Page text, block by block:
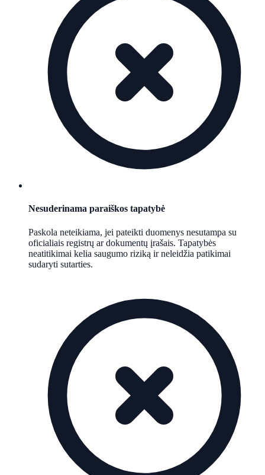
Nesuderinama paraiškos tapatybė
Paskola neteikiama, jei pateikti duomenys nesutampa su
oficialiais registrų ar dokumentų įrašais. Tapatybės
neatitikimai kelia saugumo riziką ir neleidžia patikimai
sudaryti sutarties.